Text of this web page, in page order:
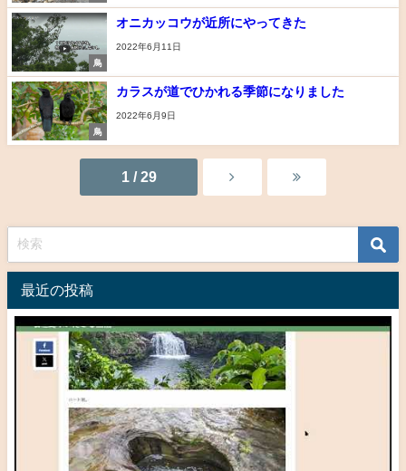
鳥
オニカッコウが近所にやってきた
2022年6月11日
鳥
カラスが道でひかれる季節になりました
2022年6月9日
1 / 29
最近の投稿